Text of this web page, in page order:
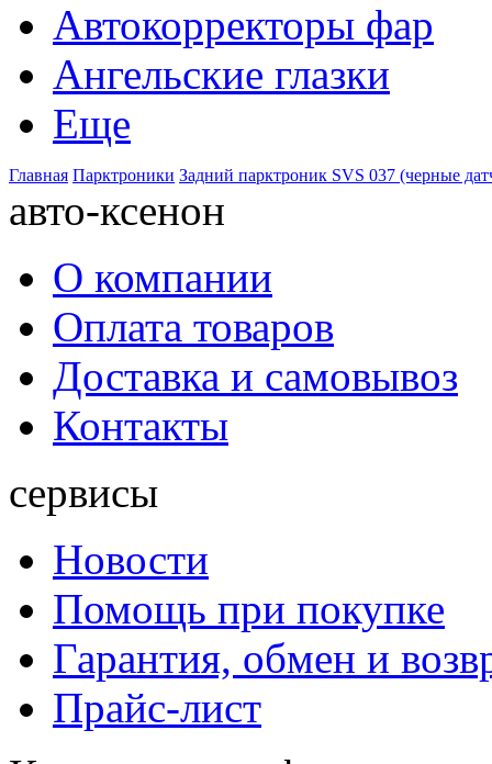
Автокорректоры фар
Ангельские глазки
Еще
Главная Парктроники Задний парктроник SVS 037 (черные
авто-ксенон
О компании
Оплата товаров
Доставка и самовывоз
Контакты
сервисы
Новости
Помощь при покупке
Гарантия, обмен и
Прайс-лист